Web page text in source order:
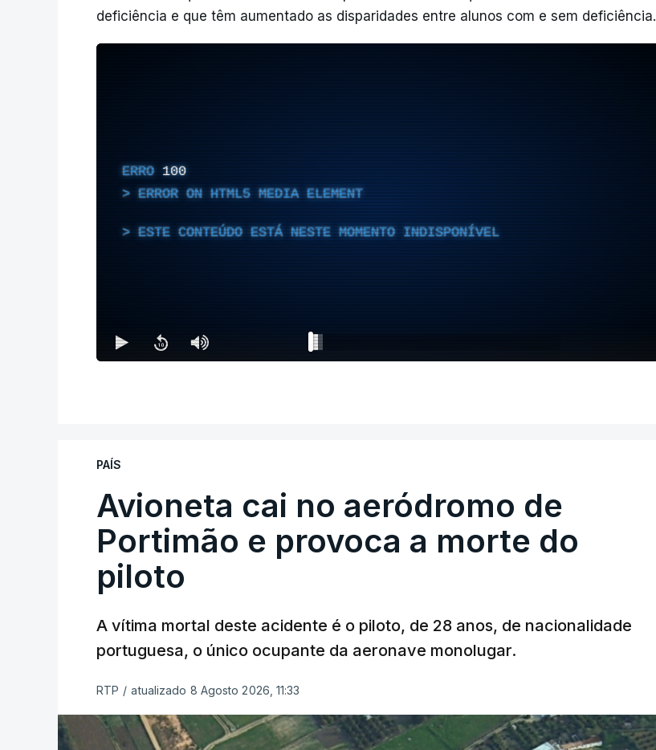
deficiência e que têm aumentado as disparidades entre alunos com e sem deficiência.
ERRO 100
ERROR ON HTML5 MEDIA ELEMENT
ESTE CONTEÚDO ESTÁ NESTE MOMENTO INDISPONÍVEL
PAÍS
Avioneta cai no aeródromo de
Portimão e provoca a morte do
piloto
A vítima mortal deste acidente é o piloto, de 28 anos, de nacionalidade
portuguesa, o único ocupante da aeronave monolugar.
RTP / atualizado 8 Agosto 2026, 11:33